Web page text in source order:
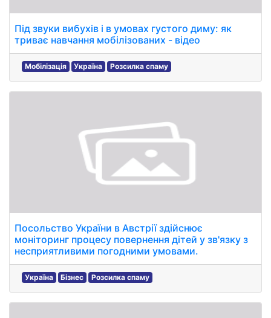
Під звуки вибухів і в умовах густого диму: як
триває навчання мобілізованих - відео
Мобілізація Україна Розсилка спаму
Посольство України в Австрії здійснює
моніторинг процесу повернення дітей у зв'язку з
несприятливими погодними умовами.
Україна Бізнес Розсилка спаму